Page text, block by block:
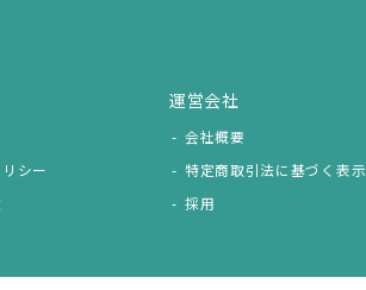
シー
運営会社
会社概要
特定商取引法に基づく表示
採用